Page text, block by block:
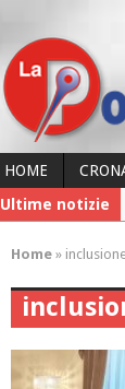
HOME
Ultime notizie
Home »